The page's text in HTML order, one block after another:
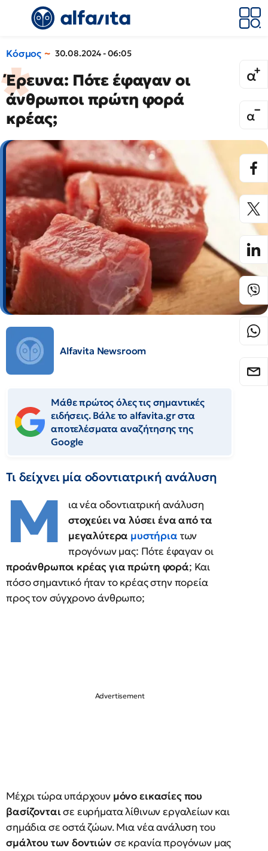
Κόσμος 30.08.2024 - 06:05
Έρευνα: Πότε έφαγαν οι
άνθρωποι πρώτη φορά
κρέας;
Alfavita Newsroom
Μάθε πρώτος όλες τις σημαντικές
ειδήσεις. Βάλε το alfavita.gr στα
αποτελέσματα αναζήτησης της
Google
Τι δείχνει μία οδοντιατρική ανάλυση
Μ
ια νέα οδοντιατρική ανάλυση
στοχεύει να λύσει ένα από τα
μεγαλύτερα μυστήρια των
προγόνων μας: Πότε έφαγαν οι
προάνθρωποι κρέας για πρώτη φορά; Και
πόσο σημαντικό ήταν το κρέας στην πορεία
προς τον σύγχρονο άνθρωπο;
Μέχρι τώρα υπάρχουν μόνο εικασίες που
βασίζονταισε ευρήματα λίθινων εργαλείων και
σημάδια σε οστά ζώων. Μια νέα ανάλυση του
σμάλτου των δοντιών σε κρανία προγόνων μας